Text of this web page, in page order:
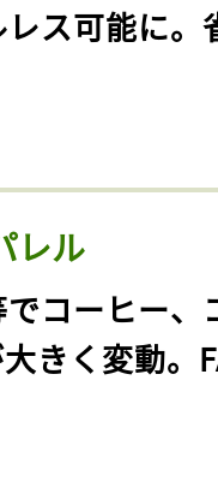
ス可能に。
レル
でコーヒー、
きく変動。